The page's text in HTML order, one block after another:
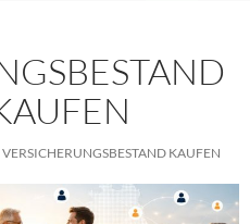
VERSICHERUNGSBESTAND KAUFEN